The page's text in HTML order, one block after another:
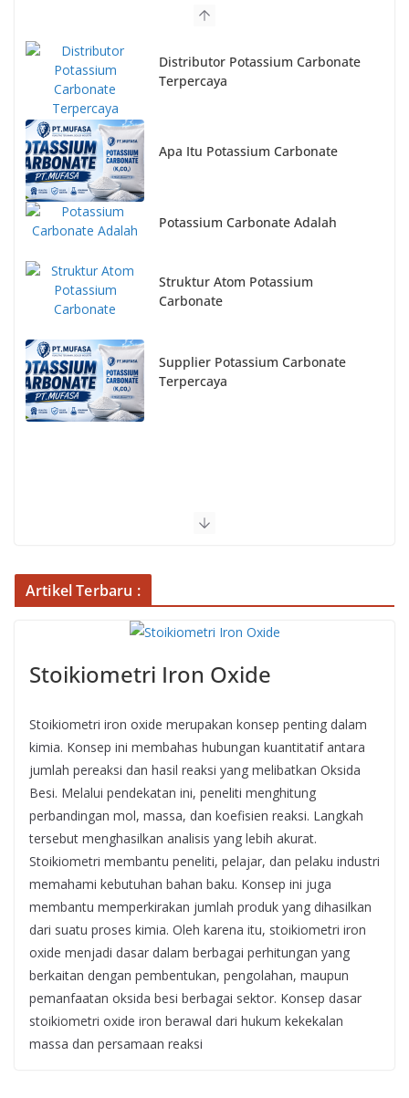
Distributor Potassium Carbonate
Terpercaya
Apa Itu Potassium Carbonate
Potassium Carbonate Adalah
Struktur Atom Potassium
Carbonate
Supplier Potassium Carbonate
Terpercaya
Artikel Terbaru :
Stoikiometri Iron Oxide
Stoikiometri iron oxide merupakan konsep penting dalam
kimia. Konsep ini membahas hubungan kuantitatif antara
jumlah pereaksi dan hasil reaksi yang melibatkan Oksida
Besi. Melalui pendekatan ini, peneliti menghitung
perbandingan mol, massa, dan koefisien reaksi. Langkah
tersebut menghasilkan analisis yang lebih akurat.
Stoikiometri membantu peneliti, pelajar, dan pelaku industri
memahami kebutuhan bahan baku. Konsep ini juga
membantu memperkirakan jumlah produk yang dihasilkan
dari suatu proses kimia. Oleh karena itu, stoikiometri iron
oxide menjadi dasar dalam berbagai perhitungan yang
berkaitan dengan pembentukan, pengolahan, maupun
pemanfaatan oksida besi berbagai sektor. Konsep dasar
stoikiometri oxide iron berawal dari hukum kekekalan
massa dan persamaan reaksi